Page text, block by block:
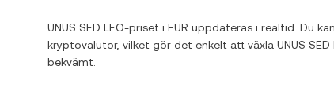
UNUS SED LEO-priset i EUR uppdateras i realtid. Du
kryptovalutor, vilket gör det enkelt att växla UNUS SED
bekvämt.